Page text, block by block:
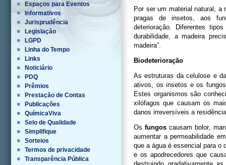
Espaços para Eventos
Informativos
Jurisprudência
Legislação
LGPD
Linha do Tempo
Links
Noticiário
PDQ
Prêmios
Prestação de Contas
Publicações
QuímicaViva
Selo de Qualidade
Simplifique
Sorteios
Termos de privacidade
Transparência Pública
Por ser um material natural,
pragas de insetos, aos
deterioração. Diferentes
durabilidade, a madeira
madeira”.
Biodeterioração
As estruturas da celulose e
ativos, os insetos e os
Estes organismos são
xilófagos que causam os
danos irreversíveis a
Osfungos causam bolor,
aumentar a permeabilidade
que a água é essencial para o
e os apodrecedores que